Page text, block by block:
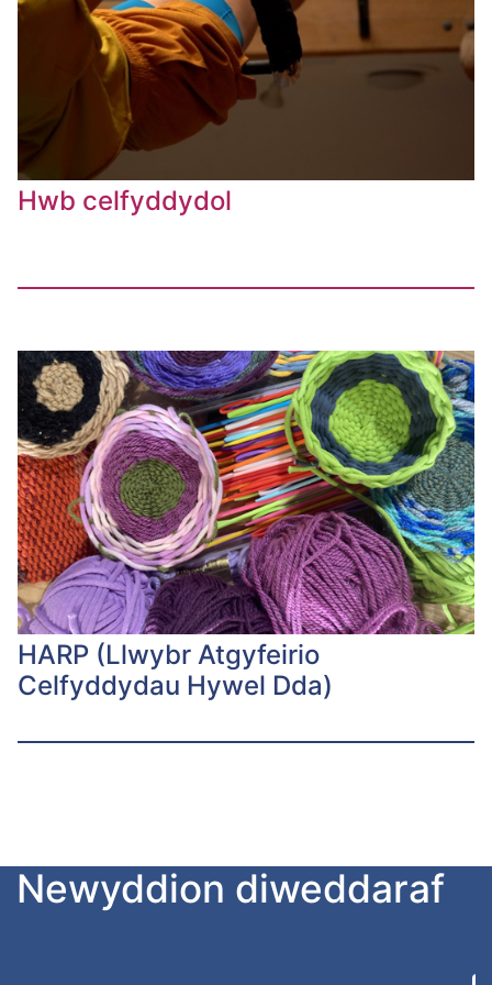
Hwb celfyddydol
HARP (Llwybr Atgyfeirio
Celfyddydau Hywel Dda)
Newyddion diweddaraf